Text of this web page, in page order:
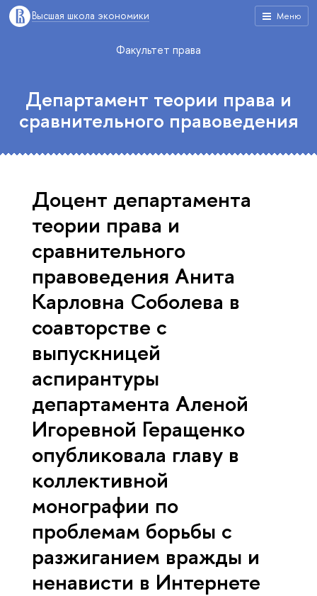
Меню
Высшая школа экономики
Факультет права
Департамент теории права и
сравнительного правоведения
Доцент департамента
теории права и
сравнительного
правоведения Анита
Карловна Соболева в
соавторстве с
выпускницей
аспирантуры
департамента Аленой
Игоревной Геращенко
опубликовала главу в
коллективной
монографии по
проблемам борьбы с
разжиганием вражды и
ненависти в Интернете